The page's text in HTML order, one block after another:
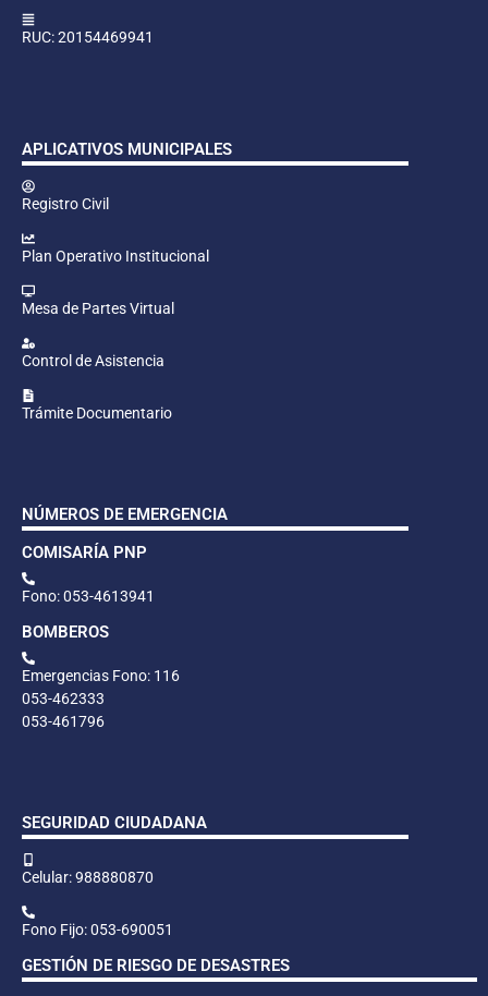
RUC: 20154469941
APLICATIVOS MUNICIPALES
Registro Civil
Plan Operativo Institucional
Mesa de Partes Virtual
Control de Asistencia
Trámite Documentario
NÚMEROS DE EMERGENCIA
COMISARÍA PNP
Fono: 053-4613941
BOMBEROS
Emergencias Fono: 116
053-462333
053-461796
SEGURIDAD CIUDADANA
Celular: 988880870
Fono Fijo: 053-690051
GESTIÓN DE RIESGO DE DESASTRES